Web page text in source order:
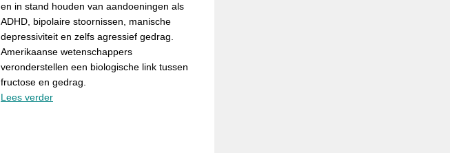
en in stand houden van aandoeningen als
ADHD, bipolaire stoornissen, manische
depressiviteit en zelfs agressief gedrag.
Amerikaanse wetenschappers
veronderstellen een biologische link tussen
fructose en gedrag.
Lees verder